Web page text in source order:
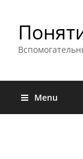
Menu